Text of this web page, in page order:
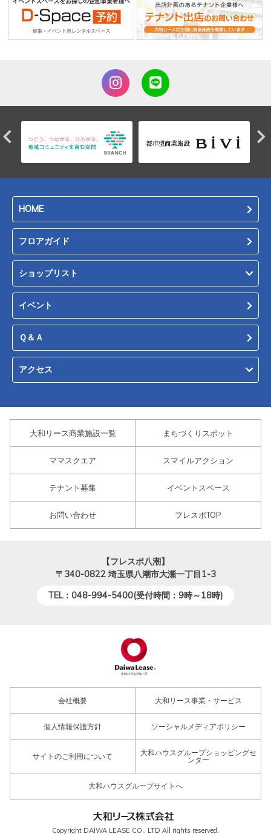
HOME
フロアガイド
ショップリスト
イベント
Ｑ＆Ａ
アクセス
大和リース商業施設一覧 まちづくりスポット
ママスクエア スマイルアクション
テナント募集 イベントスペース
お問い合わせ フレスポTOP
【フレスポ八潮】
〒340-0822 埼玉県八潮市大瀬一丁目1-3
TEL：048-994-5400(受付時間：9時～18時)
会社概要 大和リース事業・サービス
個人情報保護方針 ソーシャルメディアポリシー
サイトのご利用について
大和ハウスグループショッピングセ
ンター
大和ハウスグループサイトへ
Copyright DAIWA LEASE CO., LTD All rights reserved.